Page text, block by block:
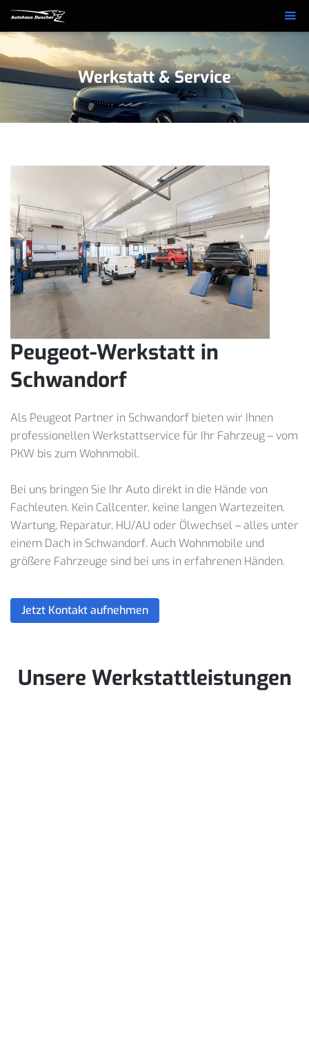
Werkstatt & Service
Peugeot-Werkstatt in
Schwandorf
Als Peugeot Partner in Schwandorf bieten wir Ihnen
professionellen Werkstattservice für Ihr Fahrzeug – vom
PKW bis zum Wohnmobil.
Bei uns bringen Sie Ihr Auto direkt in die Hände von
Fachleuten. Kein Callcenter, keine langen Wartezeiten.
Wartung, Reparatur, HU/AU oder Ölwechsel – alles unter
einem Dach in Schwandorf. Auch Wohnmobile und
größere Fahrzeuge sind bei uns in erfahrenen Händen.
Jetzt Kontakt aufnehmen
Unsere Werkstattleistungen